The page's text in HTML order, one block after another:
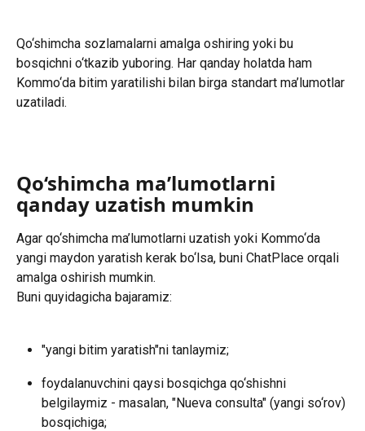
Qo‘shimcha sozlamalarni amalga oshiring yoki bu
bosqichni o‘tkazib yuboring. Har qanday holatda ham
Kommo‘da bitim yaratilishi bilan birga standart ma’lumotlar
uzatiladi.
Qo‘shimcha ma’lumotlarni
qanday uzatish mumkin
Agar qo‘shimcha ma’lumotlarni uzatish yoki Kommo‘da
yangi maydon yaratish kerak bo‘lsa, buni ChatPlace orqali
amalga oshirish mumkin.
Buni quyidagicha bajaramiz:
"yangi bitim yaratish"ni tanlaymiz;
foydalanuvchini qaysi bosqichga qo‘shishni
belgilaymiz - masalan, "Nueva consulta" (yangi so‘rov)
bosqichiga;